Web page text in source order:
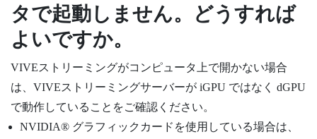
タで起動しません。どうすれば
よいですか。
VIVEストリーミングがコンピュータ上で開かない場合
は、 VIVEストリーミングサーバーが iGPU ではなく dGPU
で動作していることをご確認ください。
NVIDIA®グラフィックカードを使用している場合は、